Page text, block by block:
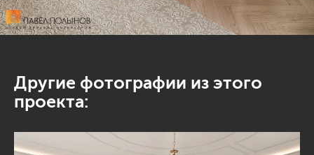
Другие фотографии из этого
проекта: